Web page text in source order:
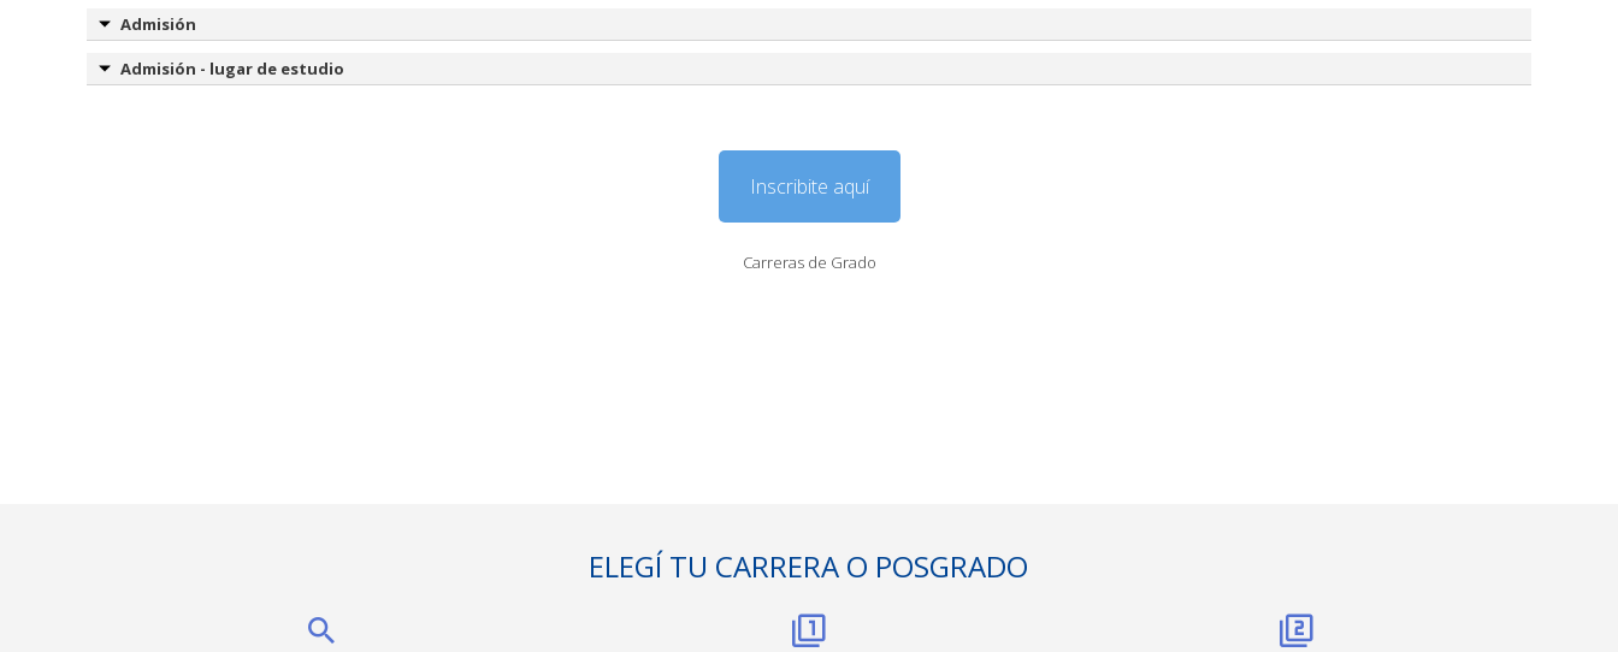
Admisión
Admisión - lugar de estudio
Inscribite aquí
Carreras de Grado
ELEGÍ TU CARRERA O POSGRADO